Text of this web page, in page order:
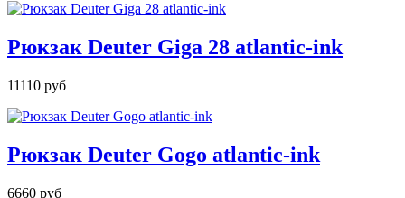
Рюкзак Deuter Giga 28 atlantic-ink
11110 руб
Рюкзак Deuter Gogo atlantic-ink
6660 руб